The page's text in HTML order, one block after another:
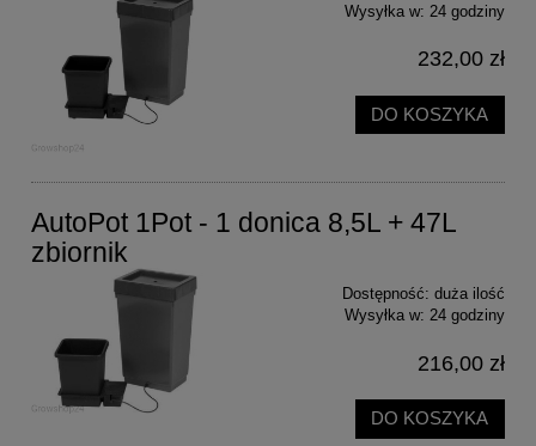
Wysyłka w: 24 godziny
232,00 zł
DO KOSZYKA
AutoPot 1Pot - 1 donica 8,5L + 47L
zbiornik
Dostępność: duża ilość
Wysyłka w: 24 godziny
216,00 zł
DO KOSZYKA